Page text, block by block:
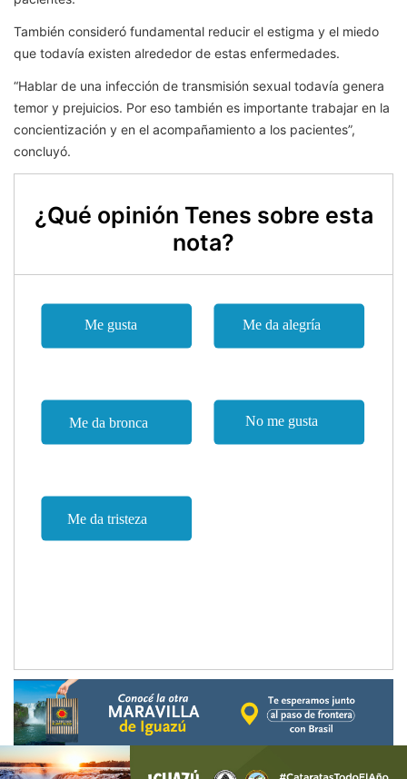
También consideró fundamental reducir el estigma y el miedo
que todavía existen alrededor de estas enfermedades.
“Hablar de una infección de transmisión sexual todavía genera
temor y prejuicios. Por eso también es importante trabajar en la
concientización y en el acompañamiento a los pacientes”,
concluyó.
¿Qué opinión Tenes sobre esta
nota?